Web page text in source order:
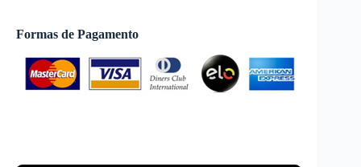
Formas de Pagamento